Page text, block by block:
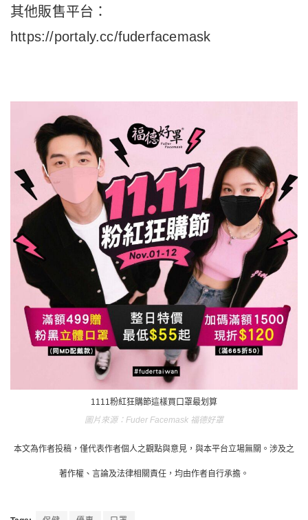
其他販售平台：
https://portaly.cc/fuderfacemask
1111粉紅狂購節這樣買口罩最划算
Fuder Facemask 福德好罩
本文為作者投稿，僅代表作者個人之觀點與意見，與本平台立場無關。涉及之
著作權、言論及法律相關責任，均由作者自行承擔。